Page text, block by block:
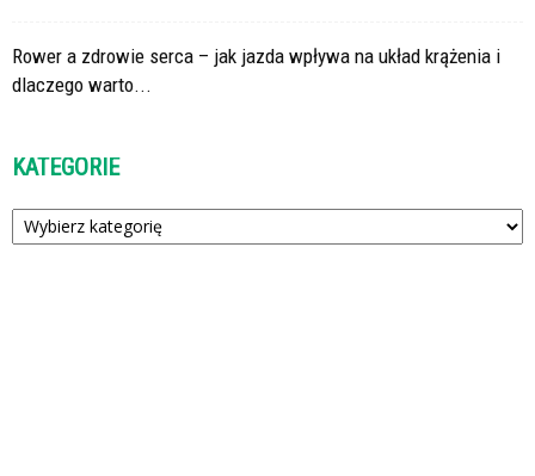
Rower a zdrowie serca – jak jazda wpływa na układ krążenia i
dlaczego warto...
KATEGORIE
Kategorie